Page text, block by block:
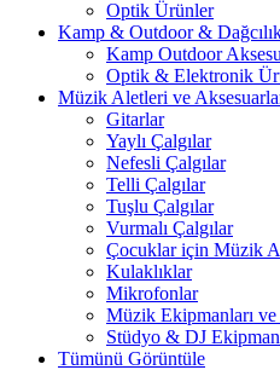
Optik Ürünler
Kamp & Outdoor &
Kamp Outdoor
Optik & Elektronik
Müzik Aletleri ve
Gitarlar
Yaylı Çalgılar
Nefesli Çalgılar
Telli Çalgılar
Tuşlu Çalgılar
Vurmalı Çalgılar
Çocuklar için Müzik
Kulaklıklar
Mikrofonlar
Müzik Ekipmanları ve
Stüdyo & DJ
Tümünü Görüntüle